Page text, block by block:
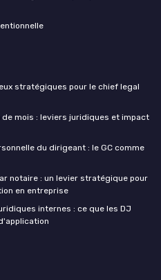
stratégiques pour le chief legal
mois : leviers juridiques et impact
du dirigeant : le GC comme
notaire : un levier stratégique pour
en entreprise
internes : ce que les DJ